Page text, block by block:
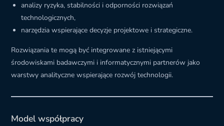
analizy ryzyka, stabilności i odporności rozwiązań
technologicznych,
narzędzia wspierające decyzje projektowe i strategiczne.
Rozwiązania te mogą być integrowane z istniejącymi
środowiskami badawczymi i informatycznymi partnerów jako
warstwy analityczne wspierające rozwój technologii.
Model współpracy